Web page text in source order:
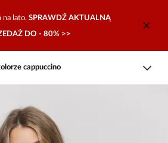
na lato. SPRAWDŹ AKTUALNĄ
DO - 80% >>
cappuccino